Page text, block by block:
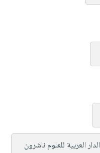
الدار العربية للعلوم ناشرون